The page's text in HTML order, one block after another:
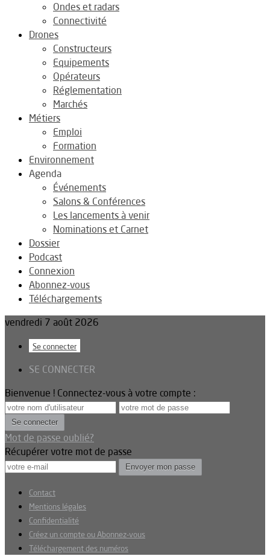
Ondes et radars
Connectivité
Drones
Constructeurs
Equipements
Opérateurs
Réglementation
Marchés
Métiers
Emploi
Formation
Environnement
Agenda
Événements
Salons & Conférences
Les lancements à venir
Nominations et Carnet
Dossier
Podcast
Connexion
Abonnez-vous
Téléchargements
vendredi 7 août 2026
Se connecter
SE CONNECTER
Bienvenue ! Connectez-vous à votre compte :
Mot de passe oublié?
Récupérer votre mot de passe
Contact
Mentions légales
Confidentialité
Créez un compte ou Abonnez-vous
Téléchargement des numéros